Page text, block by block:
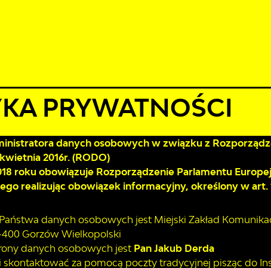
PRYWATNOŚCI
danych osobowych w związku z
2016r. (RODO)
roku obowiązuje Rozporządzenie Parlamentu
realizując obowiązek informacyjny, określony w
danych osobowych jest Miejski Zakład
400 Gorzów Wielkopolski
danych osobowych jest Pan Jakub Derda
skontaktować za pomocą poczty tradycyjnej pisząc do